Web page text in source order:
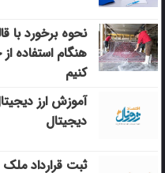
نحوه برخورد با
هنگام استفاده
کنیم
آموزش ارز
دیجیتال
ثبت قرارداد